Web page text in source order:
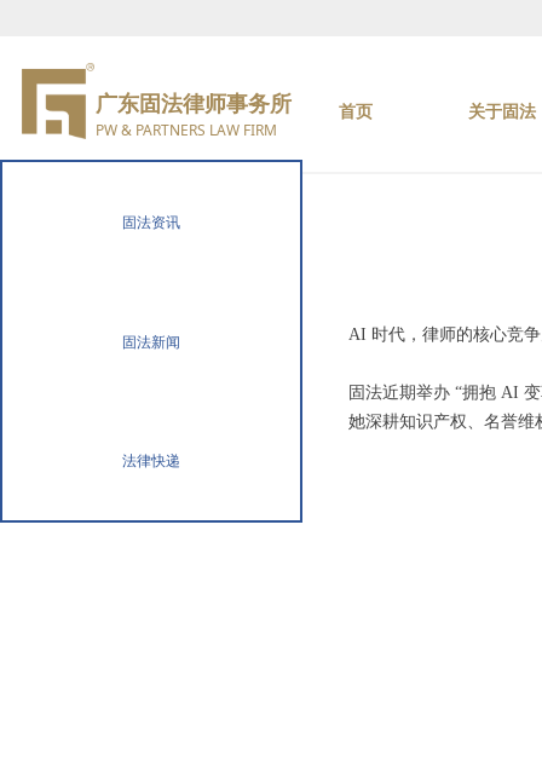
广东固法律师事务所
PW & PARTNERS LAW FIRM
首页 关于固法
AI 时代，律师的核心竞
固法近期举办 “拥抱 AI
她深耕知识产权、名誉
固法资讯
固法新闻
法律快递